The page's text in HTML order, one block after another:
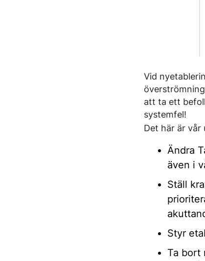
Vid
att ta ett
systemfel!
Det här är vår
Ändra
även i
Ställ
Styr
Ta bort